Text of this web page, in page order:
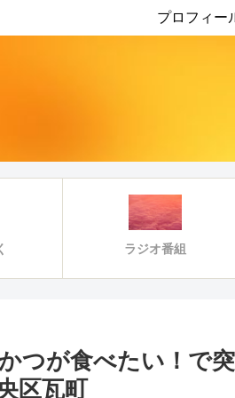
プロフィー
ラジオ番組
つが食べたい！で
区瓦町